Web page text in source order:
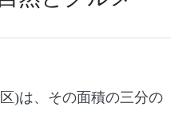
)は、その面積の三分の